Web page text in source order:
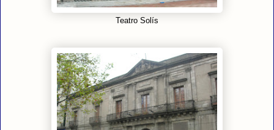
Teatro Solís